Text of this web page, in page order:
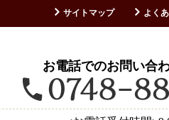
サイトマップ よく
お電話でのお問い合